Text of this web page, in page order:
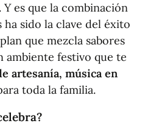
. Y es que la combinación
ha sido la clave del éxito
que mezcla sabores
ambiente festivo que te
artesanía, música en
toda la familia.